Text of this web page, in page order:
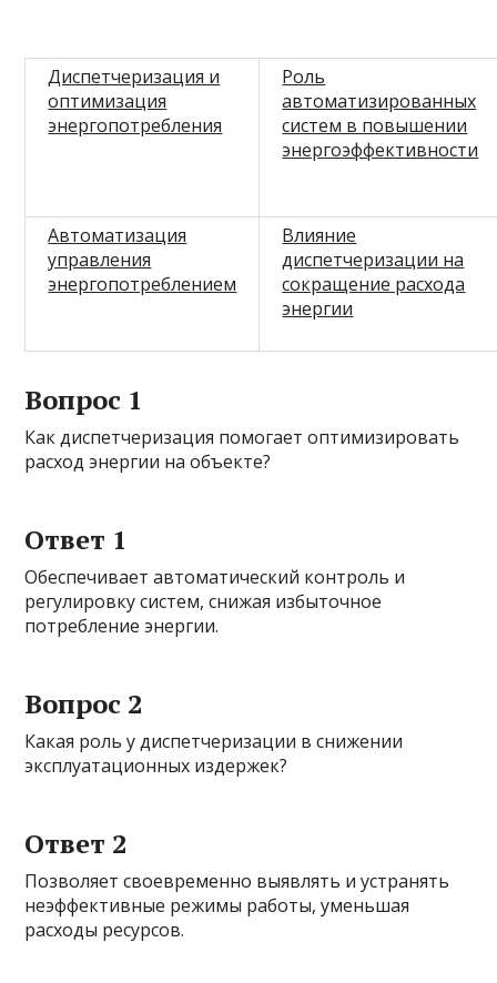
Диспетчеризация и
оптимизация
энергопотребления
Роль
автоматизированных
систем в повышении
энергоэффективности
Автоматизация
управления
энергопотреблением
Влияние
диспетчеризации на
сокращение расхода
энергии
Вопрос 1
Как диспетчеризация помогает оптимизировать
расход энергии на объекте?
Ответ 1
Обеспечивает автоматический контроль и
регулировку систем, снижая избыточное
потребление энергии.
Вопрос 2
Какая роль у диспетчеризации в снижении
эксплуатационных издержек?
Ответ 2
Позволяет своевременно выявлять и устранять
неэффективные режимы работы, уменьшая
расходы ресурсов.